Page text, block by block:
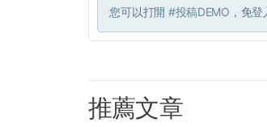
您可以打開 #投稿DEMO ，免
推薦文章